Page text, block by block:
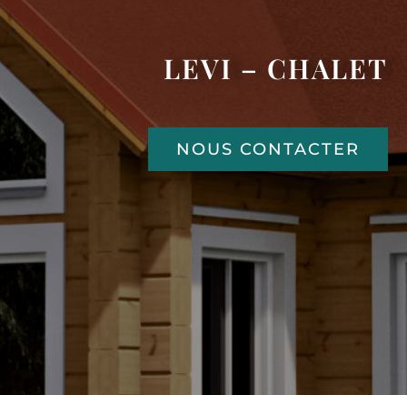
LEVI – CHALET
NOUS CONTACTER